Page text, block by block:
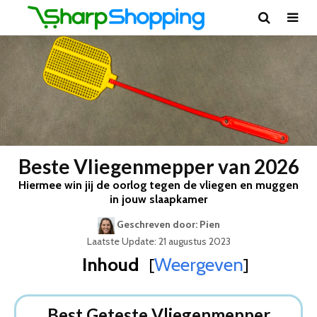
Beste Vliegenmepper van 2026
Hiermee win jij de oorlog tegen de vliegen en muggen
in jouw slaapkamer
Geschreven door: Pien
Laatste Update: 21 augustus 2023
Inhoud [Weergeven]